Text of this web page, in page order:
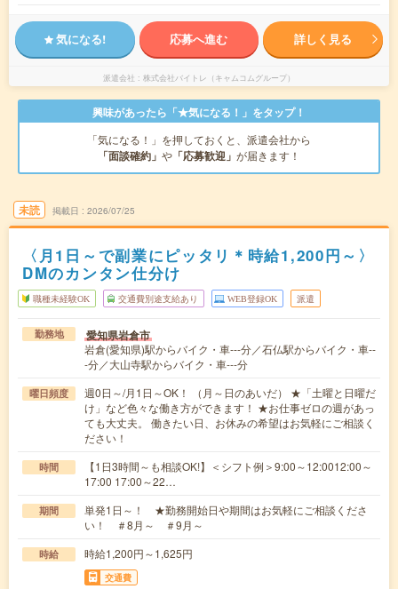
気になる! 応募へ進む 詳しく見る
派遣会社 株式会社バイトレ（キャムコムグループ）
興味があったら「★気になる！」をタップ！
「気になる！」を押しておくと、派遣会社から
「面談確約」 や 「応募歓迎」 が届きます！
未読 掲載日 2026/07/25
〈月1日～で副業にピッタリ＊時給1,200円～〉
DMのカンタン仕分け
職種未経験OK 交通費別途支給あり WEB登録OK 派遣
勤務地 愛知県岩倉市
岩倉(愛知県)駅からバイク・車---分／石仏駅からバイク・車--
-分／大山寺駅からバイク・車---分
曜日頻度
週0日～/月1日～OK！ （月～日のあいだ） ★「土曜と日曜だ
け」など色々な働き方ができます！ ★お仕事ゼロの週があっ
ても大丈夫。 働きたい日、お休みの希望はお気軽にご相談く
ださい！
時間
【1日3時間～も相談OK!】＜シフト例＞9:00～12:0012:00～
17:00 17:00～22…
期間
単発1日～！ ★勤務開始日や期間はお気軽にご相談くださ
い！ ＃8月～ ＃9月～
時給 時給1,200円～1,625円
交通費